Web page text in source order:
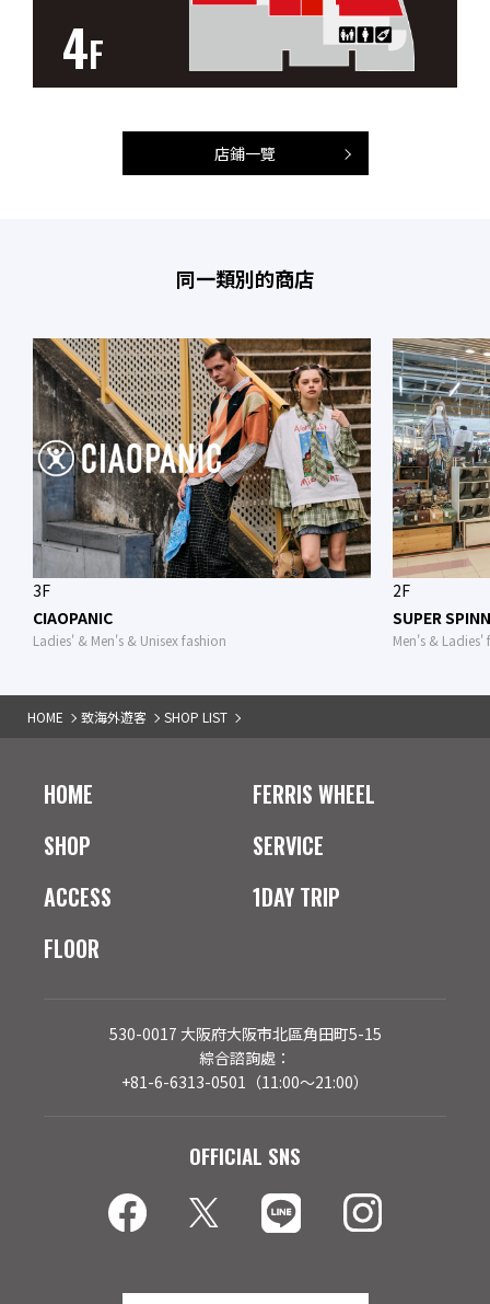
4F
店鋪一覽
同一類別的商店
3F
CIAOPANIC
Ladies' & Men's & Unisex fashion
2F
SUPER
Men's & Ladies'
HOME 致海外遊客 SHOP LIST
HOME
SHOP
ACCESS
FLOOR
FERRIS WHEEL
SERVICE
1DAY TRIP
530-0017 大阪府大阪市北區角田町5-15
綜合諮詢處：
+81-6-6313-0501（11:00～21:00）
OFFICIAL SNS